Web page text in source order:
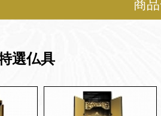
商
選仏具